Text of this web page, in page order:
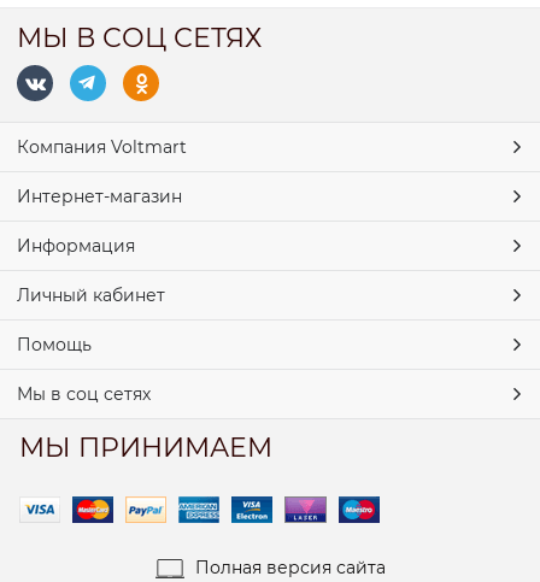
МЫ В СОЦ СЕТЯХ
Компания Voltmart
Интернет-магазин
Информация
Личный кабинет
Помощь
Мы в соц сетях
МЫ ПРИНИМАЕМ
Полная версия сайта